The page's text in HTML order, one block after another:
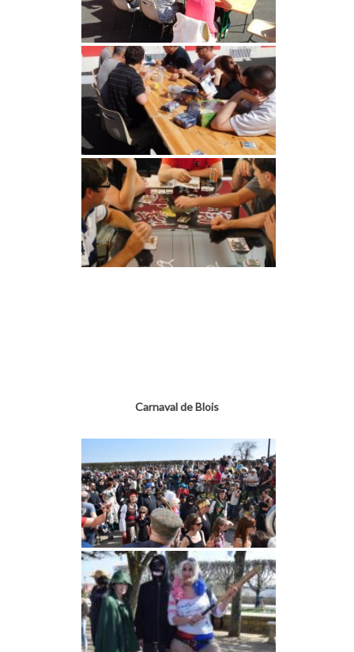
Carnaval de Blois